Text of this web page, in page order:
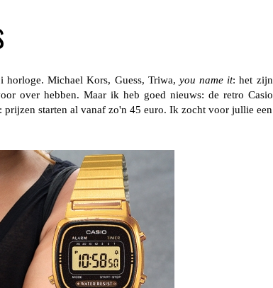
horloge.Michael Kors, Guess, Triwa, you name it: het zijn
over hebben. Maar ik heb goed nieuws: de retro Casio
starten al vanaf zo'n 45 euro. Ik zocht voor jullie een